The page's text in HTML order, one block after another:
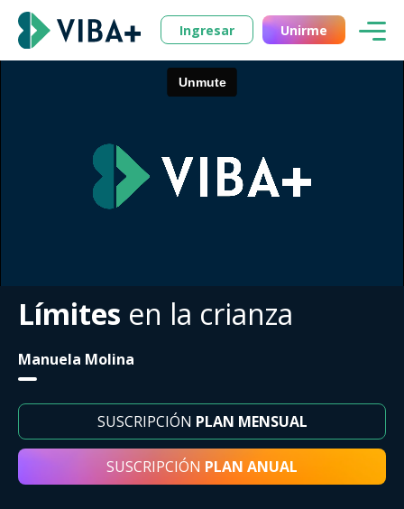
Ingresar Unirme
Límites en la crianza
Manuela Molina
SUSCRIPCIÓN PLAN MENSUAL
SUSCRIPCIÓN PLAN ANUAL